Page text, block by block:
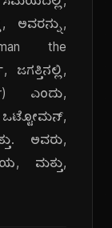
ಅವರನ್ನು,
the
ಜಗತ್ತಿನಲ್ಲಿ,
ಎಂದು,
ಒಟ್ಟೋಮನ್,
ಅವರು,
ಮತ್ತು,